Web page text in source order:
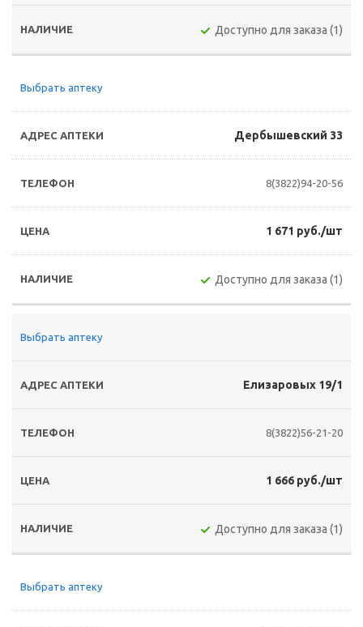
Доступно для заказа (1)
Выбрать аптеку
Дербышевский 33
8(3822)94-20-56
1 671 руб./шт
Доступно для заказа (1)
Выбрать аптеку
Елизаровых 19/1
8(3822)56-21-20
1 666 руб./шт
Доступно для заказа (1)
Выбрать аптеку